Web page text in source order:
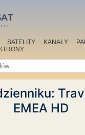
SATELITY KANAŁY
EMEA HD